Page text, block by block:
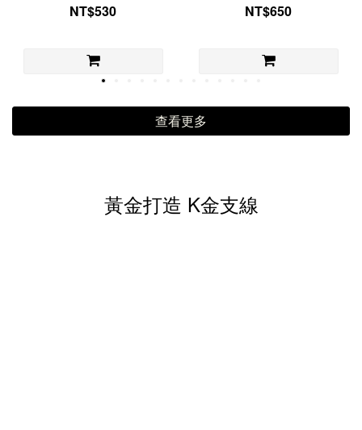
NT$530 NT$650
查看更多
黃金打造 K金支線